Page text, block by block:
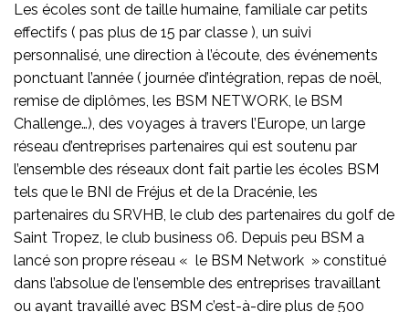
Les écoles sont de taille humaine, familiale car petits
effectifs ( pas plus de 15 par classe ), un suivi
personnalisé, une direction à l’écoute, des événements
ponctuant l’année ( journée d’intégration, repas de noël,
remise de diplômes, les BSM NETWORK, le BSM
Challenge…), des voyages à travers l’Europe, un large
réseau d’entreprises partenaires qui est soutenu par
l’ensemble des réseaux dont fait partie les écoles BSM
tels que le BNI de Fréjus et de la Dracénie, les
partenaires du SRVHB, le club des partenaires du golf de
Saint Tropez, le club business 06. Depuis peu BSM a
lancé son propre réseau « le BSM Network » constitué
dans l’absolue de l’ensemble des entreprises travaillant
ou ayant travaillé avec BSM c’est-à-dire plus de 500